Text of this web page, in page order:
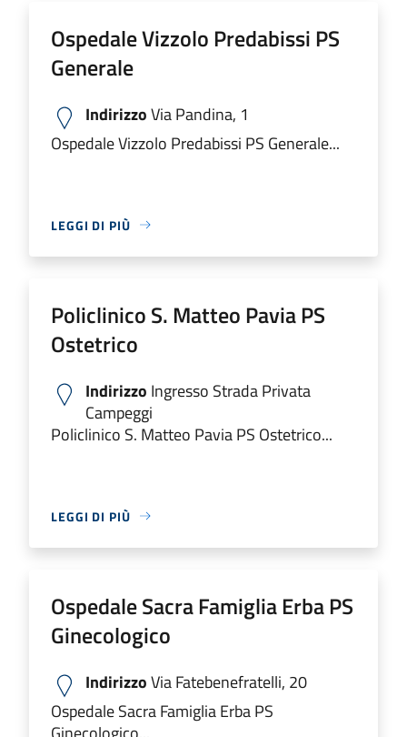
Ospedale Vizzolo Predabissi PS
Generale
IndirizzoVia Pandina, 1
Ospedale Vizzolo Predabissi PS Generale...
LEGGI DI PIÙ
Policlinico S. Matteo Pavia PS
Ostetrico
Indirizzo Ingresso Strada Privata
Campeggi
Policlinico S. Matteo Pavia PS Ostetrico...
LEGGI DI PIÙ
Ospedale Sacra Famiglia Erba PS
Ginecologico
IndirizzoVia Fatebenefratelli, 20
Ospedale Sacra Famiglia Erba PS